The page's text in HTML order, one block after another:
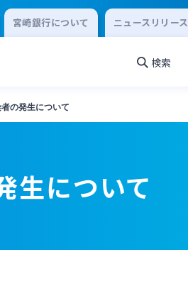
宮崎銀行について ニュースリリース
検索
の発生について
生について